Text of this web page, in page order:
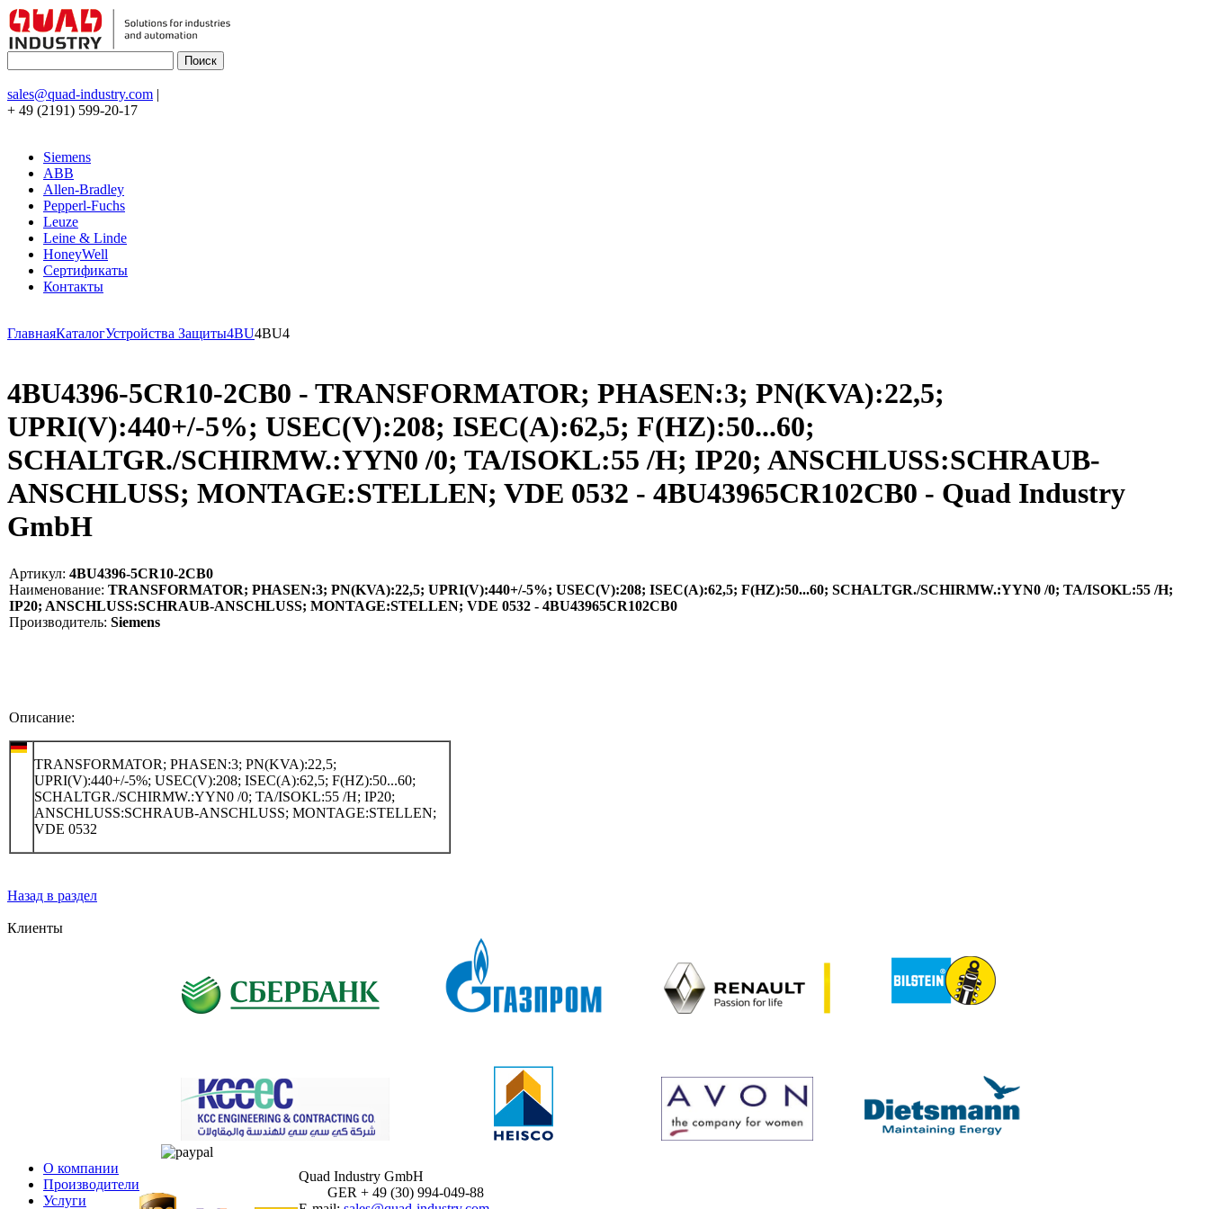
sales@quad-industry.com |
+ 49 (2191) 599-20-17
Siemens
ABB
Allen-Bradley
Pepperl-Fuchs
Leuze
Leine & Linde
HoneyWell
Сертификаты
Контакты
ГлавнаяКаталогУстройства Защиты4BU4BU4
4BU4396-5CR10-2CB0 - TRANSFORMATOR; PHASEN:3; PN(KVA):22,5;
UPRI(V):440+/-5%; USEC(V):208; ISEC(A):62,5; F(HZ):50...60;
SCHALTGR./SCHIRMW.:YYN0 /0; TA/ISOKL:55 /H; IP20; ANSCHLUSS:SCHRAUB-
ANSCHLUSS; MONTAGE:STELLEN; VDE 0532 - 4BU43965CR102CB0 - Quad Industry
GmbH
Артикул: 4BU4396-5CR10-2CB0
Наименование: TRANSFORMATOR; PHASEN:3; PN(KVA):22,5; UPRI(V):440+/-5%; USEC(V):208; ISEC(A):62,5; F(HZ):50...60; SCHALTGR./SCHIRMW.:YYN0 /0; TA/ISOKL:55 /H;
IP20; ANSCHLUSS:SCHRAUB-ANSCHLUSS; MONTAGE:STELLEN; VDE 0532 - 4BU43965CR102CB0
Производитель: Siemens
Описание:
TRANSFORMATOR; PHASEN:3; PN(KVA):22,5;
UPRI(V):440+/-5%; USEC(V):208; ISEC(A):62,5; F(HZ):50...60;
SCHALTGR./SCHIRMW.:YYN0 /0; TA/ISOKL:55 /H; IP20;
ANSCHLUSS:SCHRAUB-ANSCHLUSS; MONTAGE:STELLEN;
VDE 0532
Назад в раздел
Клиенты
О компании
Производители
Услуги
Quad Industry GmbH
GER + 49 (30) 994-049-88